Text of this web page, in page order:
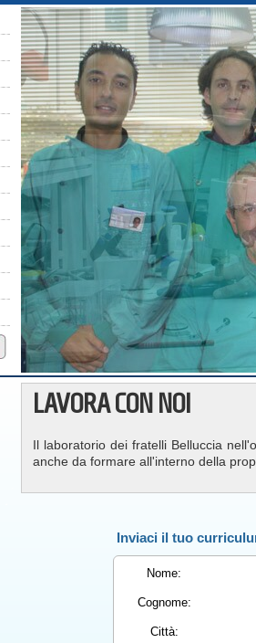
LAVORA CON NOI
Il laboratorio dei fratelli Belluccia
anche da formare all'interno della
Inviaci il tuo
Nome:
Cognome:
Città: